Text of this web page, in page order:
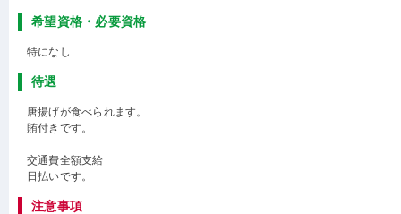
希望資格・必要資格
特になし
待遇
唐揚げが食べられます。
賄付きです。
交通費全額支給
日払いです。
注意事項